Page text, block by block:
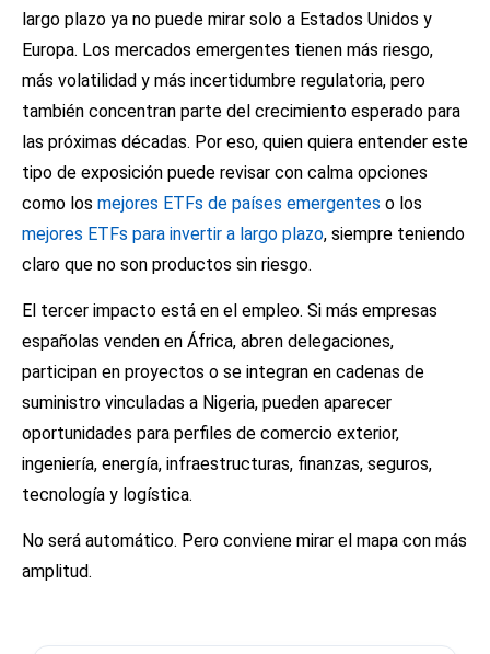
largo plazo ya no puede mirar solo a Estados Unidos y
Europa. Los mercados emergentes tienen más riesgo,
más volatilidad y más incertidumbre regulatoria, pero
también concentran parte del crecimiento esperado para
las próximas décadas. Por eso, quien quiera entender este
tipo de exposición puede revisar con calma opciones
como los mejores ETFs de países emergentes o los
mejores ETFs para invertir a largo plazo, siempre teniendo
claro que no son productos sin riesgo.
El tercer impacto está en el empleo. Si más empresas
españolas venden en África, abren delegaciones,
participan en proyectos o se integran en cadenas de
suministro vinculadas a Nigeria, pueden aparecer
oportunidades para perfiles de comercio exterior,
ingeniería, energía, infraestructuras, finanzas, seguros,
tecnología y logística.
No será automático. Pero conviene mirar el mapa con más
amplitud.